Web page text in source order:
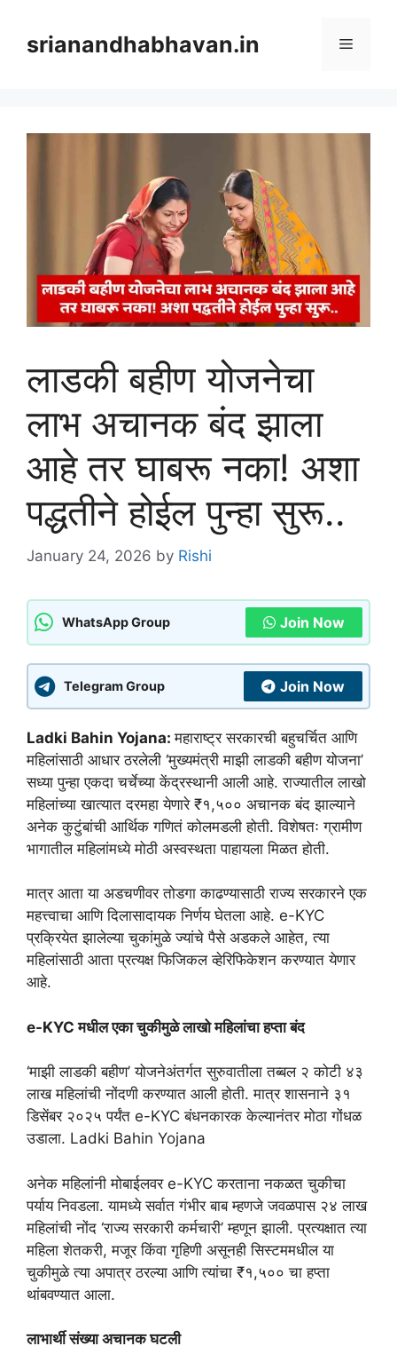
contentsrianandhabhavan.in Menu
लाडकी बहीण योजनेचा
लाभ अचानक बंद झाला
आहे तर घाबरू नका! अशा
पद्धतीने होईल पुन्हा सुरू..
January 24, 2026 by Rishi
WhatsApp Group Join Now
Telegram Group Join Now
Ladki Bahin Yojana:महाराष्ट्र सरकारची बहुचर्चित आणि
महिलांसाठी आधार ठरलेली ‘मुख्यमंत्री माझी लाडकी बहीण योजना’
सध्या पुन्हा एकदा चर्चेच्या केंद्रस्थानी आली आहे. राज्यातील लाखो
महिलांच्या खात्यात दरमहा येणारे ₹१,५०० अचानक बंद झाल्याने
अनेक कुटुंबांची आर्थिक गणितं कोलमडली होती. विशेषतः ग्रामीण
भागातील महिलांमध्ये मोठी अस्वस्थता पाहायला मिळत होती.
मात्र आता या अडचणीवर तोडगा काढण्यासाठी राज्य सरकारने एक
महत्त्वाचा आणि दिलासादायक निर्णय घेतला आहे. e-KYC
प्रक्रियेत झालेल्या चुकांमुळे ज्यांचे पैसे अडकले आहेत, त्या
महिलांसाठी आता प्रत्यक्ष फिजिकल व्हेरिफिकेशन करण्यात येणार
आहे.
e-KYC मधील एका चुकीमुळे लाखो महिलांचा हप्ता बंद
‘माझी लाडकी बहीण’ योजनेअंतर्गत सुरुवातीला तब्बल २ कोटी ४३
लाख महिलांची नोंदणी करण्यात आली होती. मात्र शासनाने ३१
डिसेंबर २०२५ पर्यंत e-KYC बंधनकारक केल्यानंतर मोठा गोंधळ
उडाला. Ladki Bahin Yojana
अनेक महिलांनी मोबाईलवर e-KYC करताना नकळत चुकीचा
पर्याय निवडला. यामध्ये सर्वात गंभीर बाब म्हणजे जवळपास २४ लाख
महिलांची नोंद ‘राज्य सरकारी कर्मचारी’ म्हणून झाली. प्रत्यक्षात त्या
महिला शेतकरी, मजूर किंवा गृहिणी असूनही सिस्टममधील या
चुकीमुळे त्या अपात्र ठरल्या आणि त्यांचा ₹१,५०० चा हप्ता
थांबवण्यात आला.
लाभार्थी संख्या अचानक घटली